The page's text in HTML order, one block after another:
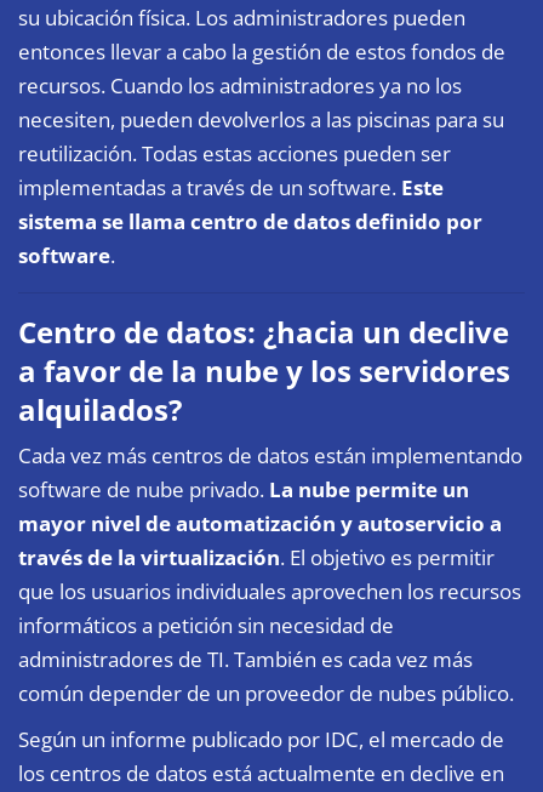
su ubicación física. Los administradores pueden
entonces llevar a cabo la gestión de estos fondos de
recursos. Cuando los administradores ya no los
necesiten, pueden devolverlos a las piscinas para su
reutilización. Todas estas acciones pueden ser
implementadas a través de un software. Este
sistema se llama centro de datos definido por
software.
Centro de datos: ¿hacia un declive
a favor de la nube y los servidores
alquilados?
Cada vez más centros de datos están implementando
software de nube privado. La nube permite un
mayor nivel de automatización y autoservicio a
través de la virtualización. El objetivo es permitir
que los usuarios individuales aprovechen los recursos
informáticos a petición sin necesidad de
administradores de TI. También es cada vez más
común depender de un proveedor de nubes público.
Según un informe publicado por IDC, el mercado de
los centros de datos está actualmente en declive en